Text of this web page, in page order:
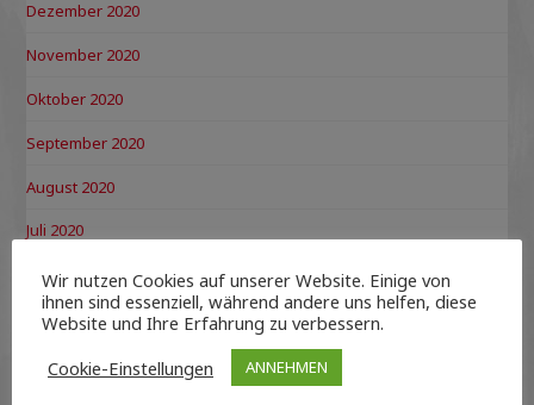
Dezember 2020
November 2020
Oktober 2020
September 2020
August 2020
Juli 2020
Juni 2020
Mai 2020
April 2020
Wir nutzen Cookies auf unserer Website. Einige von
ihnen sind essenziell, während andere uns helfen, diese
Website und Ihre Erfahrung zu verbessern.
Cookie-Einstellungen
ANNEHMEN